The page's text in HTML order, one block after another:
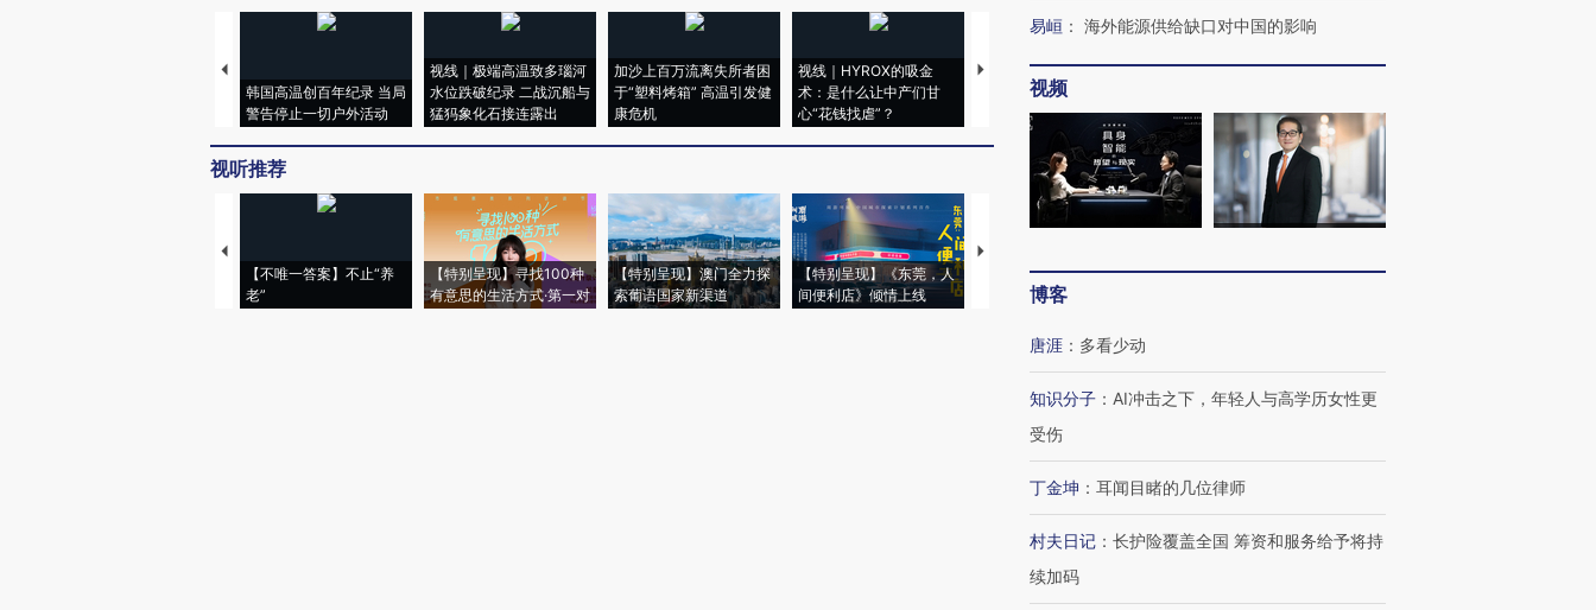
韩国高温创百年纪录 当局
警告停止一切户外活动
视线｜极端高温致多瑙河
水位跌破纪录 二战沉船与
猛犸象化石接连露出
加沙上百万流离失所者困
于“塑料烤箱” 高温引发健
康危机
视线｜HYROX的吸金
术：是什么让中产们甘
心“花钱找虐”？
马航飞行员跨国走私7万
粒摇头丸 尿检体内含3种
视线｜被称为“蟑螂”的印
育部长拱下台
视线｜“入侵”还是“人道危
飞地休达
视听推荐
【不唯一答案】不止“养
老”
【特别呈现】寻找100种
有意思的生活方式·第一对
【特别呈现】澳门全力探
索葡语国家新渠道
【特别呈现】《东莞，人
间便利店》倾情上线
【推广】走进第四届链博
会，让数智科技“链”接产
【特别呈现】寻找100种
CFO：不靠规模取胜，华
易峘 ： 海外能源供给缺口对中国的影响
视频
博客
唐涯 ： 多看少动
知识分子 ： AI冲击之下，年轻人与高学历女性更
受伤
丁金坤 ： 耳闻目睹的几位律师
村夫日记 ： 长护险覆盖全国 筹资和服务给予将持
续加码